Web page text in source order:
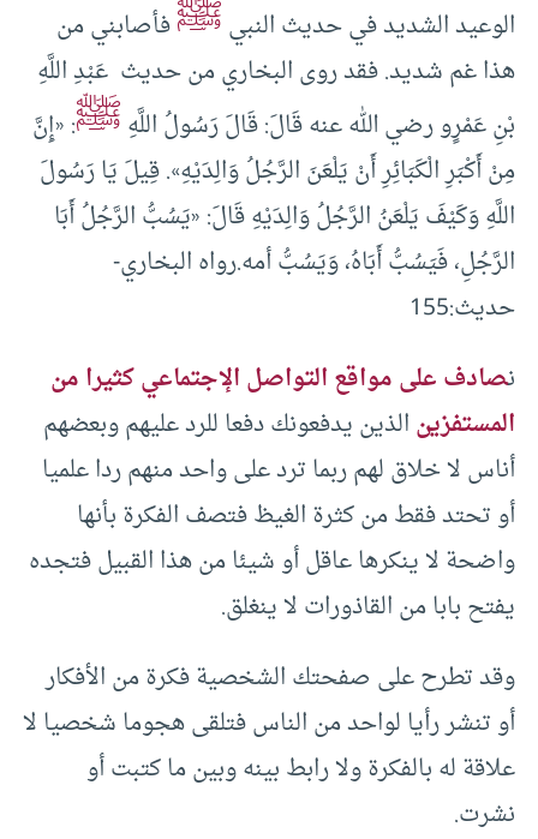
الوعيد الشديد في حديث النبيﷺفأصابني من
هذا غم شديد. فقد روى البخاري من حديث عَبْدِ اللَّهِ
بْنِ عَمْرٍو رضي الله عنه قَالَ: قَالَ رَسُولُ اللَّهِﷺ: «إِنَّ
مِنْ أَكْبَرِ الْكَبَائِرِ أَنْ يَلْعَنَ الرَّجُلُ وَالِدَيْهِ». قِيلَ يَا رَسُولَ
اللَّهِ وَكَيْفَ يَلْعَنُ الرَّجُلُ وَالِدَيْهِ قَالَ: «يَسُبُّ الرَّجُلُ أَبَا
الرَّجُلِ، فَيَسُبُّ أَبَاهُ، وَيَسُبُّ أمه.رواه البخاري-
حديث:‏155‏
نصادف على مواقع التواصل الإجتماعي كثيرا من
المستفزينالذين يدفعونك دفعا للرد عليهم وبعضهم
أناس لا خلاق لهم ربما ترد على واحد منهم ردا علميا
أو تحتد فقط من كثرة الغيظ فتصف الفكرة بأنها
واضحة لا ينكرها عاقل أو شيئا من هذا القبيل فتجده
يفتح بابا من القاذورات لا ينغلق.
وقد تطرح على صفحتك الشخصية فكرة من الأفكار
أو تنشر رأيا لواحد من الناس فتلقى هجوما شخصيا لا
علاقة له بالفكرة ولا رابط بينه وبين ما كتبت أو
نشرت.